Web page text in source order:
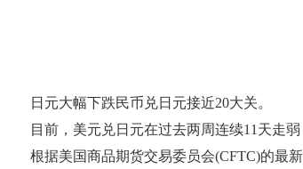
日元大幅下跌民币兑日元接近20大关。
目前，美元兑日元在过去两周连续11天走
根据美国商品期货交易委员会(CFTC)的最